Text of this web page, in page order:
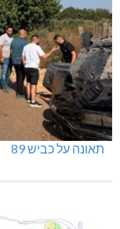
תאונה על כביש 89